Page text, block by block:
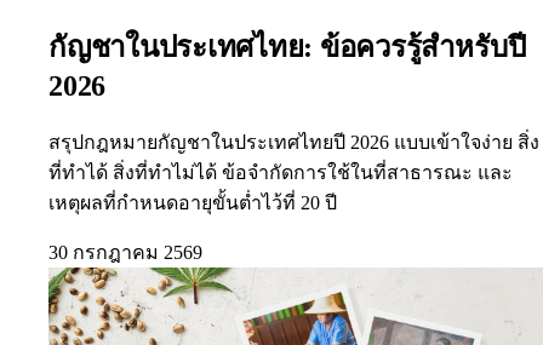
กัญชาในประเทศไทย: ข้อควรรู้สำหรับปี
2026
สรุปกฎหมายกัญชาในประเทศไทยปี 2026 แบบเข้าใจง่าย สิ่ง
ที่ทำได้ สิ่งที่ทำไม่ได้ ข้อจำกัดการใช้ในที่สาธารณะ และ
เหตุผลที่กำหนดอายุขั้นต่ำไว้ที่ 20 ปี
30 กรกฎาคม 2569